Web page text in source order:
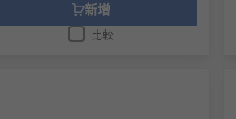
新增
比較